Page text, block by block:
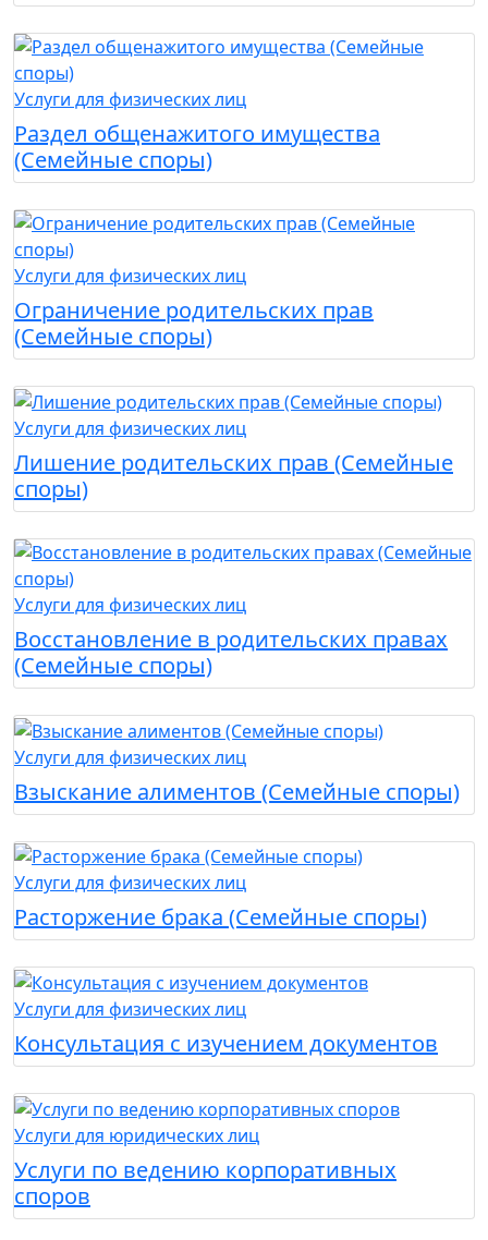
Услуги для физических лиц
Раздел общенажитого имущества
(Семейные споры)
Услуги для физических лиц
Ограничение родительских прав
(Семейные споры)
Услуги для физических лиц
Лишение родительских прав (Семейные
споры)
Услуги для физических лиц
Восстановление в родительских правах
(Семейные споры)
Услуги для физических лиц
Взыскание алиментов (Семейные споры)
Услуги для физических лиц
Расторжение брака (Семейные споры)
Услуги для физических лиц
Консультация с изучением документов
Услуги для юридических лиц
Услуги по ведению корпоративных
споров